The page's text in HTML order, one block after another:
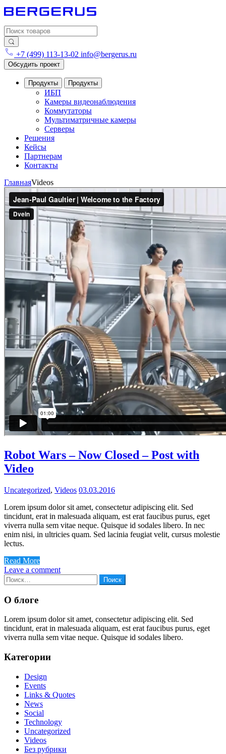
Search
for:
+7 (499) 113-13-02 info@bergerus.ru
Обсудить проект
Продукты Продукты
ИБП
Камеры видеонаблюдения
Коммутаторы
Мультиматричные камеры
Серверы
Решения
Кейсы
Партнерам
Контакты
ГлавнаяVideos
Robot Wars – Now Closed – Post with
Video
Uncategorized, Videos 03.03.2016
Lorem ipsum dolor sit amet, consectetur adipiscing elit. Sed
tincidunt, erat in malesuada aliquam, est erat faucibus purus, eget
viverra nulla sem vitae neque. Quisque id sodales libero. In nec
enim nisi, in ultricies quam. Sed lacinia feugiat velit, cursus molestie
lectus.
Read More
Leave a comment
Найти:
О блоге
Lorem ipsum dolor sit amet, consectetur adipiscing elit. Sed
tincidunt, erat in malesuada aliquam, est erat faucibus purus, eget
viverra nulla sem vitae neque. Quisque id sodales libero.
Категории
Design
Events
Links & Quotes
News
Social
Technology
Uncategorized
Videos
Без рубрики